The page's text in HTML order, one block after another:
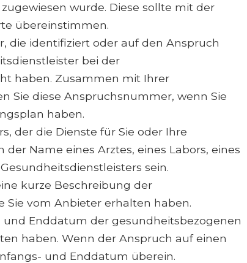
wurde. Diese sollte mit der
übereinstimmen.
die identifiziert oder auf den Anspruch
bei der
haben. Zusammen mit Ihrer
Sie diese Anspruchsnummer, wenn Sie
haben.
der die Dienste für Sie oder Ihre
Name eines Arztes, eines Labors, eines
sein.
kurze Beschreibung der
Sie vom Anbieter erhalten haben.
und Enddatum der gesundheitsbezogenen
haben. Wenn der Anspruch auf einen
und Enddatum überein.